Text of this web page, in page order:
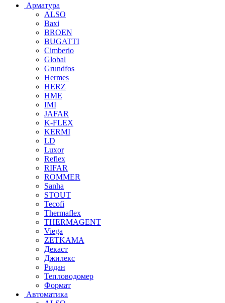
Арматура
ALSO
Baxi
BROEN
BUGATTI
Cimberio
Global
Grundfos
Hermes
HERZ
HME
IMI
JAFAR
K-FLEX
KERMI
LD
Luxor
Reflex
RIFAR
ROMMER
Sanha
STOUT
Tecofi
Thermaflex
THERMAGENT
Viega
ZETKAMA
Декаст
Джилекс
Ридан
Тепловодомер
Формат
Автоматика